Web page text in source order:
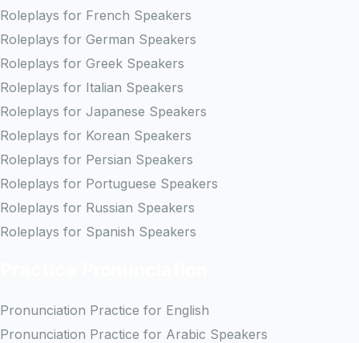
Roleplays for French Speakers
Roleplays for German Speakers
Roleplays for Greek Speakers
Roleplays for Italian Speakers
Roleplays for Japanese Speakers
Roleplays for Korean Speakers
Roleplays for Persian Speakers
Roleplays for Portuguese Speakers
Roleplays for Russian Speakers
Roleplays for Spanish Speakers
Pronunciation Practice for English
Pronunciation Practice for Arabic Speakers